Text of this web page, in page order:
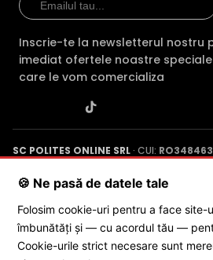
Inscrie-te la newsletterul nostru
imediat ofertele noastre
care le vom comercializa
SC POLITES ONLINE SRL · CUI:
Poenaru, Nr. 1, Craiova, Jud. Dolj ·
© 2026 SC POLITES
🍪 Ne pasă de datele tale
Folosim cookie-uri pentru a face site-
îmbunătăți și — cu acordul tău —
Cookie-urile strict necesare sunt